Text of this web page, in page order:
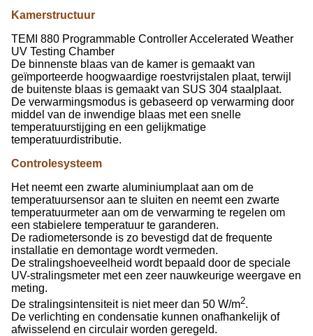
Kamerstructuur
TEMI 880 Programmable Controller Accelerated Weather
UV Testing Chamber
De binnenste blaas van de kamer is gemaakt van
geïmporteerde hoogwaardige roestvrijstalen plaat, terwijl
de buitenste blaas is gemaakt van SUS 304 staalplaat.
De verwarmingsmodus is gebaseerd op verwarming door
middel van de inwendige blaas met een snelle
temperatuurstijging en een gelijkmatige
temperatuurdistributie.
Controlesysteem
Het neemt een zwarte aluminiumplaat aan om de
temperatuursensor aan te sluiten en neemt een zwarte
temperatuurmeter aan om de verwarming te regelen om
een stabielere temperatuur te garanderen.
De radiometersonde is zo bevestigd dat de frequente
installatie en demontage wordt vermeden.
De stralingshoeveelheid wordt bepaald door de speciale
UV-stralingsmeter met een zeer nauwkeurige weergave en
meting.
De stralingsintensiteit is niet meer dan 50 W/m2.
De verlichting en condensatie kunnen onafhankelijk of
afwisselend en circulair worden geregeld.